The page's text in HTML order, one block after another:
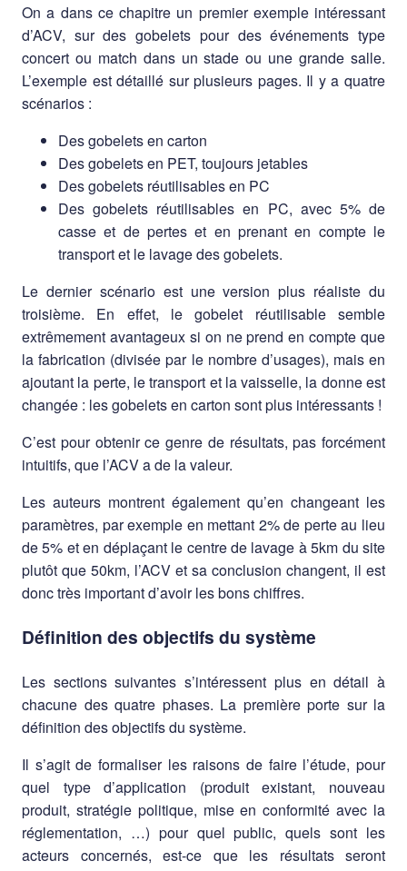
On a dans ce chapitre un premier exemple intéressant
d’ACV, sur des gobelets pour des événements type
concert ou match dans un stade ou une grande salle.
L’exemple est détaillé sur plusieurs pages. Il y a quatre
scénarios :
Des gobelets en carton
Des gobelets en PET, toujours jetables
Des gobelets réutilisables en PC
Des gobelets réutilisables en PC, avec 5% de
casse et de pertes et en prenant en compte le
transport et le lavage des gobelets.
Le dernier scénario est une version plus réaliste du
troisième. En effet, le gobelet réutilisable semble
extrêmement avantageux si on ne prend en compte que
la fabrication (divisée par le nombre d’usages), mais en
ajoutant la perte, le transport et la vaisselle, la donne est
changée : les gobelets en carton sont plus intéressants !
C’est pour obtenir ce genre de résultats, pas forcément
intuitifs, que l’ACV a de la valeur.
Les auteurs montrent également qu’en changeant les
paramètres, par exemple en mettant 2% de perte au lieu
de 5% et en déplaçant le centre de lavage à 5km du site
plutôt que 50km, l’ACV et sa conclusion changent, il est
donc très important d’avoir les bons chiffres.
Définition des objectifs du système
Les sections suivantes s’intéressent plus en détail à
chacune des quatre phases. La première porte sur la
définition des objectifs du système.
Il s’agit de formaliser les raisons de faire l’étude, pour
quel type d’application (produit existant, nouveau
produit, stratégie politique, mise en conformité avec la
réglementation, …) pour quel public, quels sont les
acteurs concernés, est-ce que les résultats seront